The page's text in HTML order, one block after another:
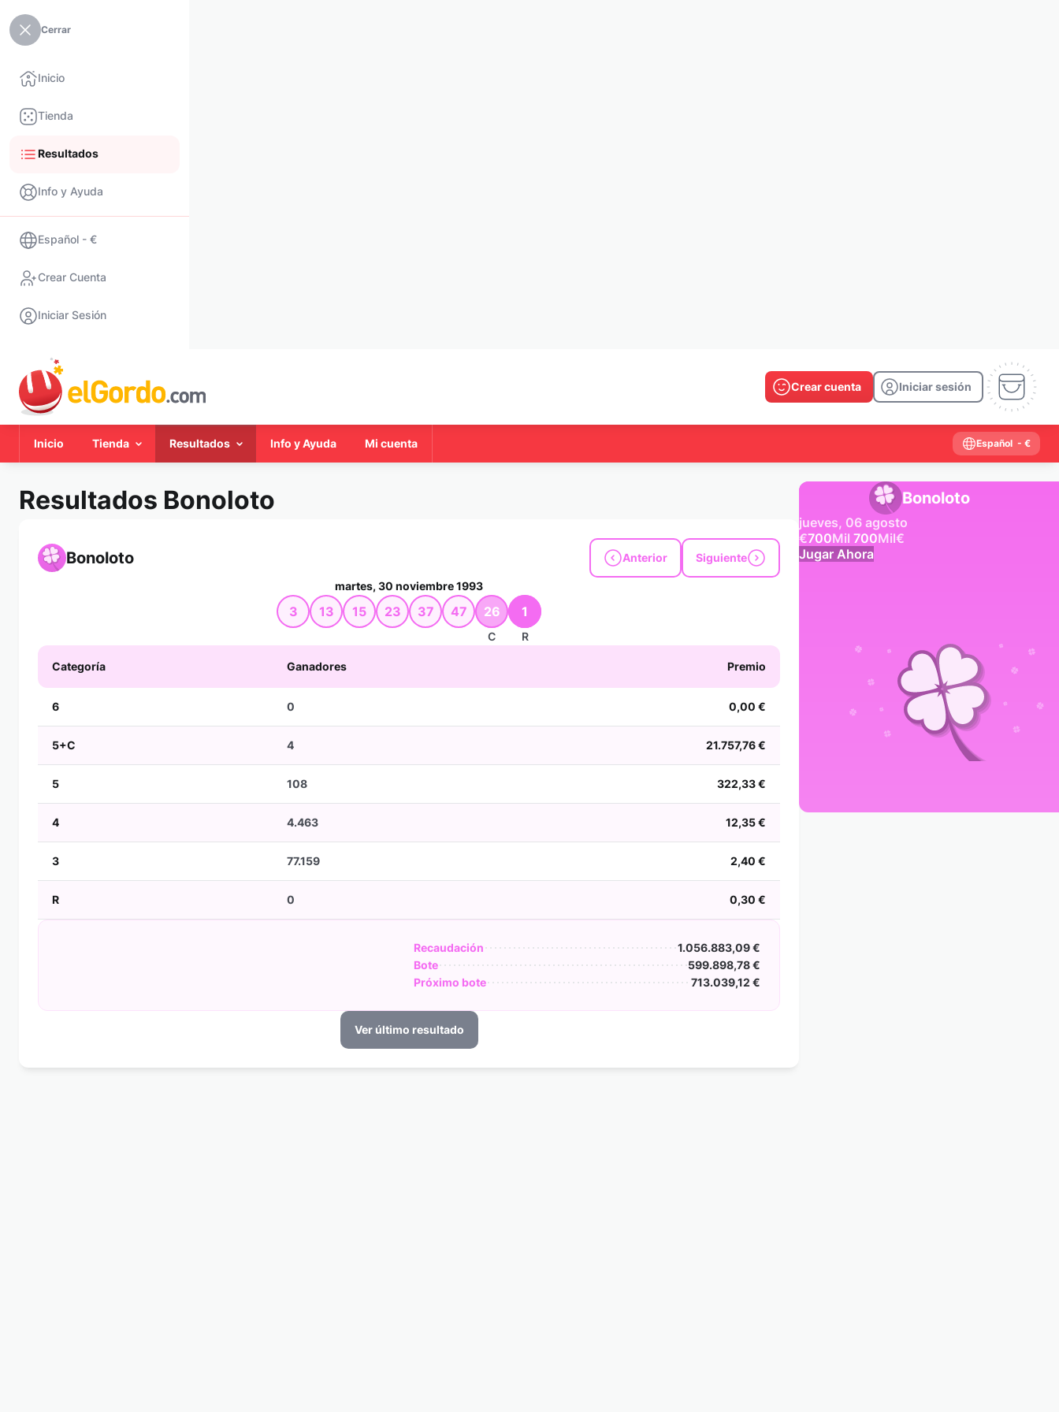
Cerrar
Inicio
Tienda
Resultados
Info y Ayuda
Español - €
Crear Cuenta
Iniciar Sesión
Crear cuenta Iniciar sesión
Inicio Tienda Resultados Info y Ayuda Mi cuenta Español - €
Resultados Bonoloto
Bonoloto Anterior Siguiente
martes, 30 noviembre 1993
3 13 15 23 37 47 26
C
1
R
Categoría Ganadores Premio
6 0 0,00 €
5+C 4 21.757,76 €
5 108 322,33 €
4 4.463 12,35 €
3 77.159 2,40 €
R 0 0,30 €
Recaudación
1.056.883,09 €
Bote
599.898,78 €
Próximo bote
713.039,12 €
Ver último resultado
Bonoloto
jueves, 06 agosto
€700Mil 700Mil€
Jugar Ahora
2023 2022
2021
2018 2017 2016
2013 2012 2011 2010
2009
2006 2005 2004 2003
2001 2000 1999 1998 1997
1994 1993 1992